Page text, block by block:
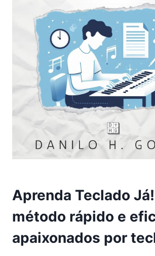
Aprenda Teclado
método rápido e
apaixonados por